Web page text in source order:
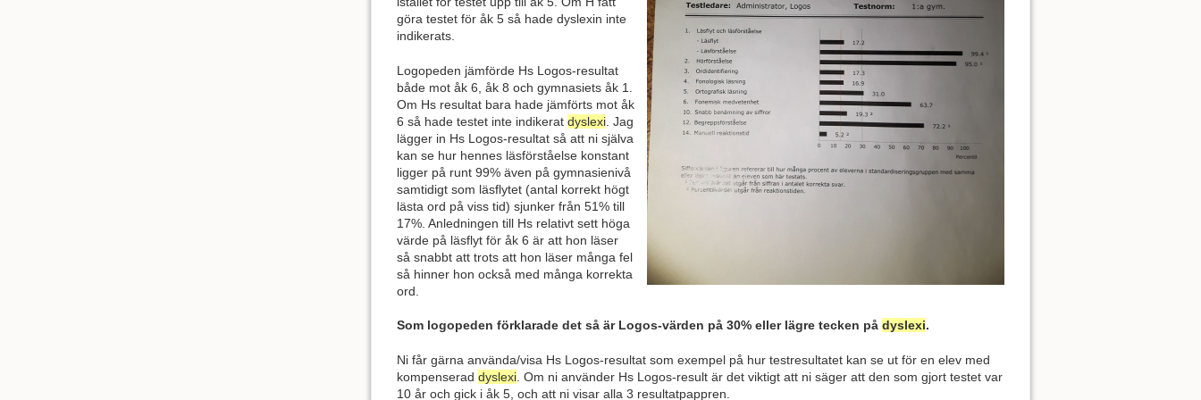
göra testet för åk 5 så hade dyslexin inte
indikerats.
Logopeden jämförde Hs Logos-resultat
både mot åk 6, åk 8 och gymnasiets åk 1.
Om Hs resultat bara hade jämförts mot åk
6 så hade testet inte indikerat dyslexi . Jag
lägger in Hs Logos-resultat så att ni själva
kan se hur hennes läsförståelse konstant
ligger på runt 99% även på gymnasienivå
samtidigt som läsflytet (antal korrekt högt
lästa ord på viss tid) sjunker från 51% till
17%. Anledningen till Hs relativt sett höga
värde på läsflyt för åk 6 är att hon läser
så snabbt att trots att hon läser många fel
så hinner hon också med många korrekta
ord.
Som logopeden förklarade det så är Logos-värden på 30% eller lägre tecken på dyslexi.
Ni får gärna använda/visa Hs Logos-resultat som exempel på hur testresultatet kan se ut för en elev med
kompenserad dyslexi . Om ni använder Hs Logos-result är det viktigt att ni säger att den som gjort testet var
10 år och gick i åk 5, och att ni visar alla 3 resultatpappren.